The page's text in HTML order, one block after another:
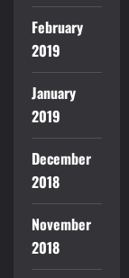
February
2019
January
2019
December
2018
November
2018